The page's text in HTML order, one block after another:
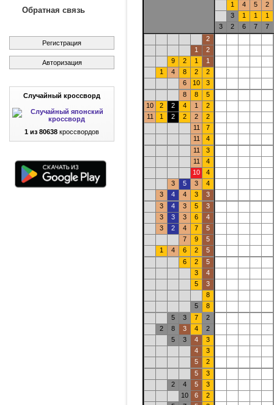
Обратная связь
Регистрация
Авторизация
Случайный кроссворд
1 из 80638 кроссвордов
1
4 5
2
3
1 1
1
3
2 6 7
7
2
1
2
9
2 1
1
1
4 8 2
2
6
10
3
8
8
5
10
2 2 4 1
2
11
1 2 2 2
2
11
7
11
4
11
3
11
4
10
4
3
5 3
4
3
4 4 3
3
3
4 3 5
3
3
3 3 6
4
3
2 4 7
5
7
9
5
1
4 6 2
5
6
2
5
3
4
5
3
8
5
8
5
3 7
2
2
8 3 4
2
5
3 4
3
4
3
5
2
5
3
2
4 5
3
10
6
2